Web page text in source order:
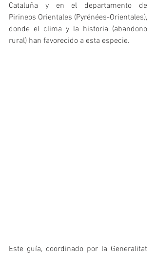
Cataluña y en el departamento de
Pirineos Orientales (Pyrénées-Orientales),
donde el clima y la historia (abandono
rural) han favorecido a esta especie.
Este guía, coordinado por la Generalitat